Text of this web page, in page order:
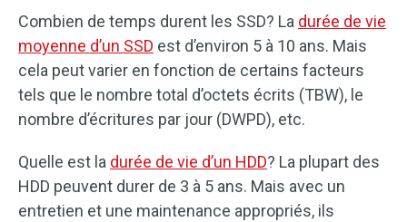
Combien de temps durent les SSD? La durée de vie
moyenne d’un SSD est d’environ 5 à 10 ans. Mais
cela peut varier en fonction de certains facteurs
tels que le nombre total d’octets écrits (TBW), le
nombre d’écritures par jour (DWPD), etc.
Quelle est la durée de vie d’un HDD? La plupart des
HDD peuvent durer de 3 à 5 ans. Mais avec un
entretien et une maintenance appropriés, ils